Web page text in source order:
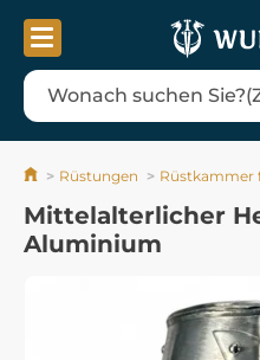
Rüstungen Rüstkammer
Mittelalterlicher
Aluminium